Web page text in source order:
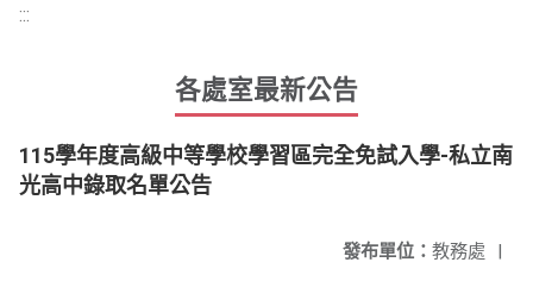
:::
各處室最新公告
115學年度高級中等學校學習區完全免試入學-私立南
光高中錄取名單公告
發布單位： 教務處 |